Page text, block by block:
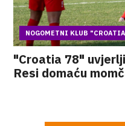
NOGOMETNI KLUB
"Croatia 78"
Resi domaću